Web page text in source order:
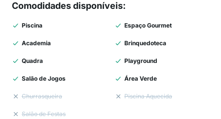
Comodidades disponíveis:
Piscina Espaço Gourmet
Academia Brinquedoteca
Quadra Playground
Salão de Jogos Área Verde
Churrasqueira Piscina Aquecida
Salão de Festas